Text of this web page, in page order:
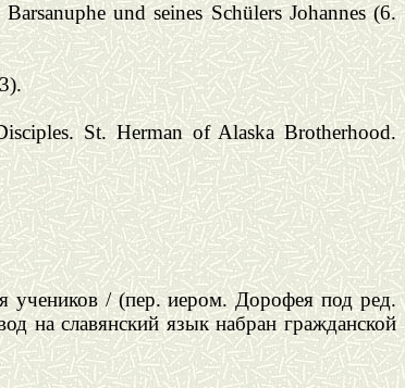
und seines Schülers Johannes (6.
St. Herman of Alaska Brotherhood.
учеников / (пер. иером. Дорофея под ред.
на славянский язык набран гражданской